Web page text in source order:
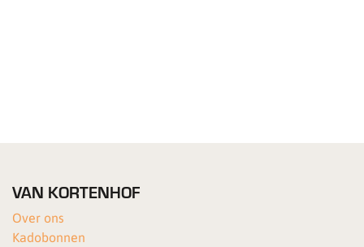
VAN KORTENHOF
Over ons
Kadobonnen